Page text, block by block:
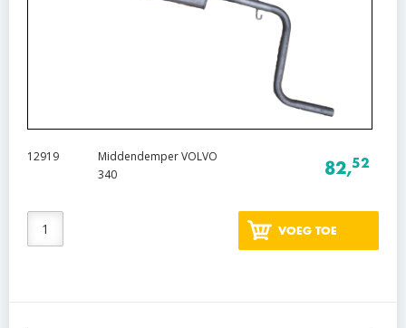
12919
Middendemper VOLVO
340
82,52
VOEG TOE